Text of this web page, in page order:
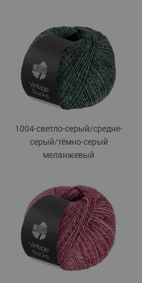
1004-светло-серый/средне-
серый/тёмно-серый
меланжевый